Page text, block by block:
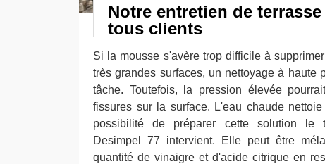
Notre entretien de
tous clients
Si la mousse s'avère trop difficile à
très grandes surfaces, un nettoyage à haute
tâche. Toutefois, la pression élevée
fissures sur la surface. L'eau chaude
possibilité de préparer cette solution le
Desimpel 77 intervient. Elle peut être
quantité de vinaigre et d'acide citrique en